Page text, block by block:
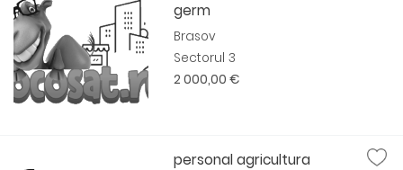
germ
Brasov
Sectorul 3
2 000,00 €
personal agricultura